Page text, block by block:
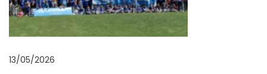
d
ó
e
13/05/2026